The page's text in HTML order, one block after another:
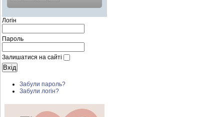
Логін
Пароль
Залишатися на сайті
Забули пароль?
Забули логін?